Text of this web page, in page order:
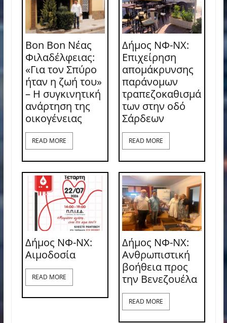
Bon Bon Νέας
Φιλαδέλφειας:
«Για τον Σπύρο
ήταν η ζωή του»
– Η συγκινητική
ανάρτηση της
οικογένειας
READ MORE
Δήμος ΝΦ-ΝΧ:
Επιχείρηση
απομάκρυνσης
παράνομων
τραπεζοκαθισμά
των στην οδό
Σάρδεων
READ MORE
Δήμος ΝΦ-ΝΧ:
Aιμοδοσία
READ MORE
Δήμος ΝΦ-ΝΧ:
Ανθρωπιστική
βοήθεια προς
την Βενεζουέλα
READ MORE